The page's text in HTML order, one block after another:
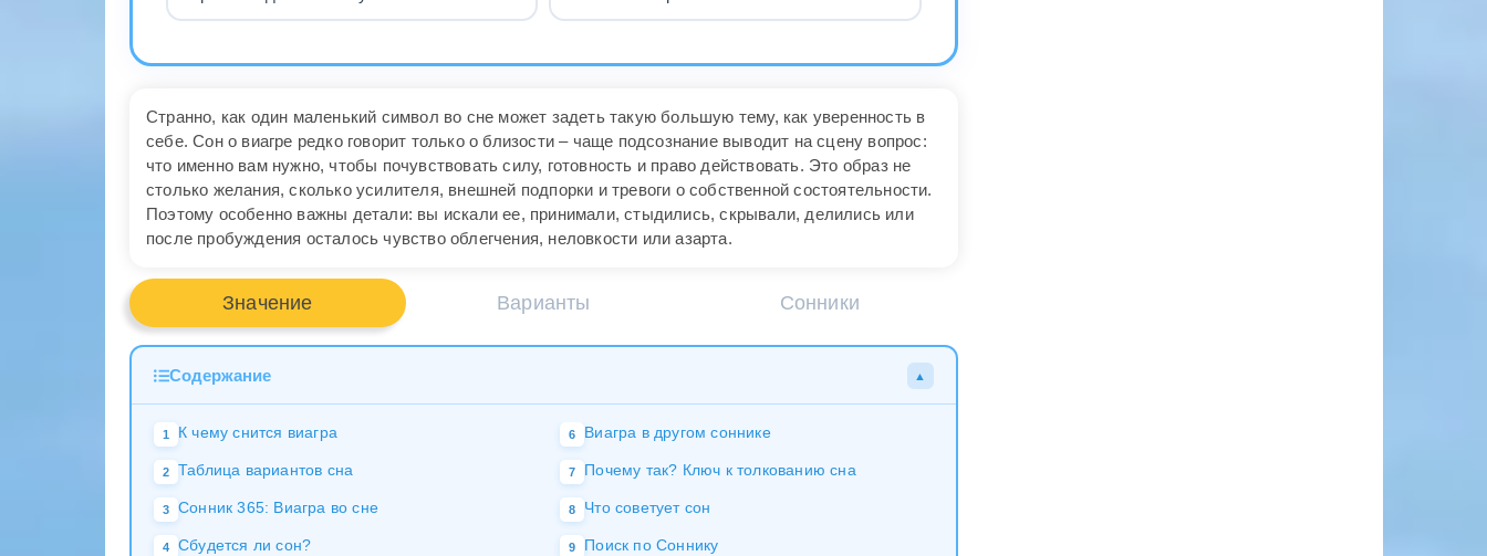
Странно, как один маленький символ во сне может задеть такую большую тему, как уверенность в
себе. Сон о виагре редко говорит только о близости – чаще подсознание выводит на сцену вопрос:
что именно вам нужно, чтобы почувствовать силу, готовность и право действовать. Это образ не
столько желания, сколько усилителя, внешней подпорки и тревоги о собственной состоятельности.
Поэтому особенно важны детали: вы искали ее, принимали, стыдились, скрывали, делились или
после пробуждения осталось чувство облегчения, неловкости или азарта.
Значение Варианты Сонники
Содержание ▲
1 К чему снится виагра
2 Таблица вариантов сна
3 Сонник 365: Виагра во сне
4 Сбудется ли сон?
6 Виагра в другом соннике
7 Почему так? Ключ к толкованию сна
8 Что советует сон
9 Поиск по Соннику